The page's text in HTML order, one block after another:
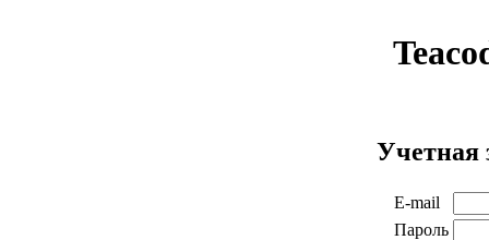
Учетная
E-mail
Пароль